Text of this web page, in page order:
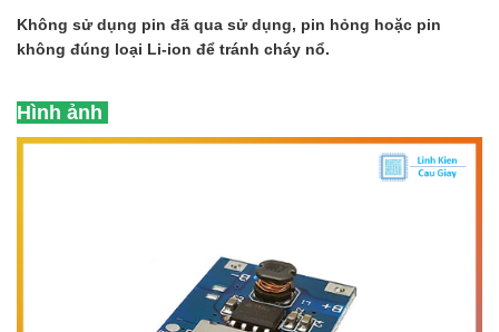
Không sử dụng pin đã qua sử dụng, pin hỏng hoặc pin
không đúng loại Li-ion để tránh cháy nổ.
Hình ảnh